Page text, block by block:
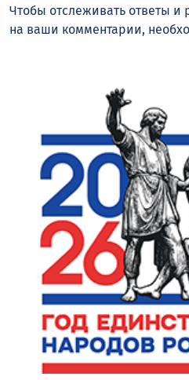
Чтобы отслеживать ответы и
на ваши комментарии,